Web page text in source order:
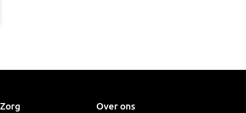
Zorg Over ons